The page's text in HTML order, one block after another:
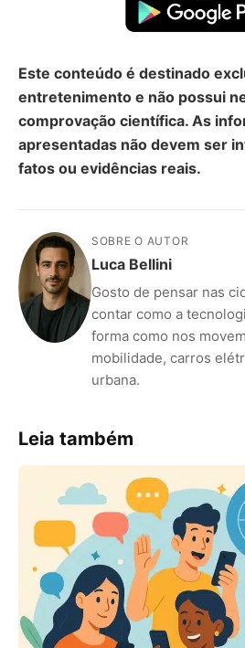
Este conteúdo é destinado
entretenimento e não possui
comprovação científica. As
apresentadas não devem ser
fatos ou evidências reais.
SOBRE O AUTOR
Luca Bellini
Gosto de pensar nas
contar como a
forma como nos
mobilidade, carros
urbana.
Leia também